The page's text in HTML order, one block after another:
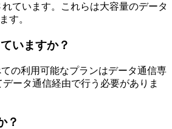
れています。これらは大容量のデータ
す。
いますか？
の利用可能なプランはデータ通信専
データ通信経由で行う必要がありま
？